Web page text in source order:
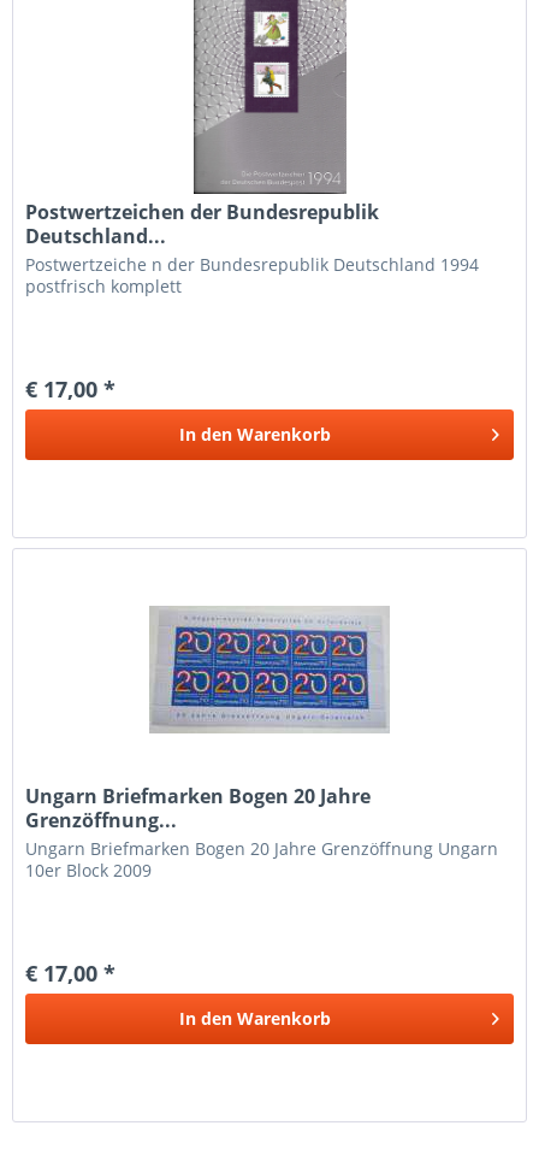
Postwertzeichen der Bundesrepublik
Deutschland...
Postwertzeiche n der Bundesrepublik Deutschland 1994
postfrisch komplett
€ 17,00 *
In den Warenkorb
Ungarn Briefmarken Bogen 20 Jahre
Grenzöffnung...
Ungarn Briefmarken Bogen 20 Jahre Grenzöffnung Ungarn
10er Block 2009
€ 17,00 *
In den Warenkorb